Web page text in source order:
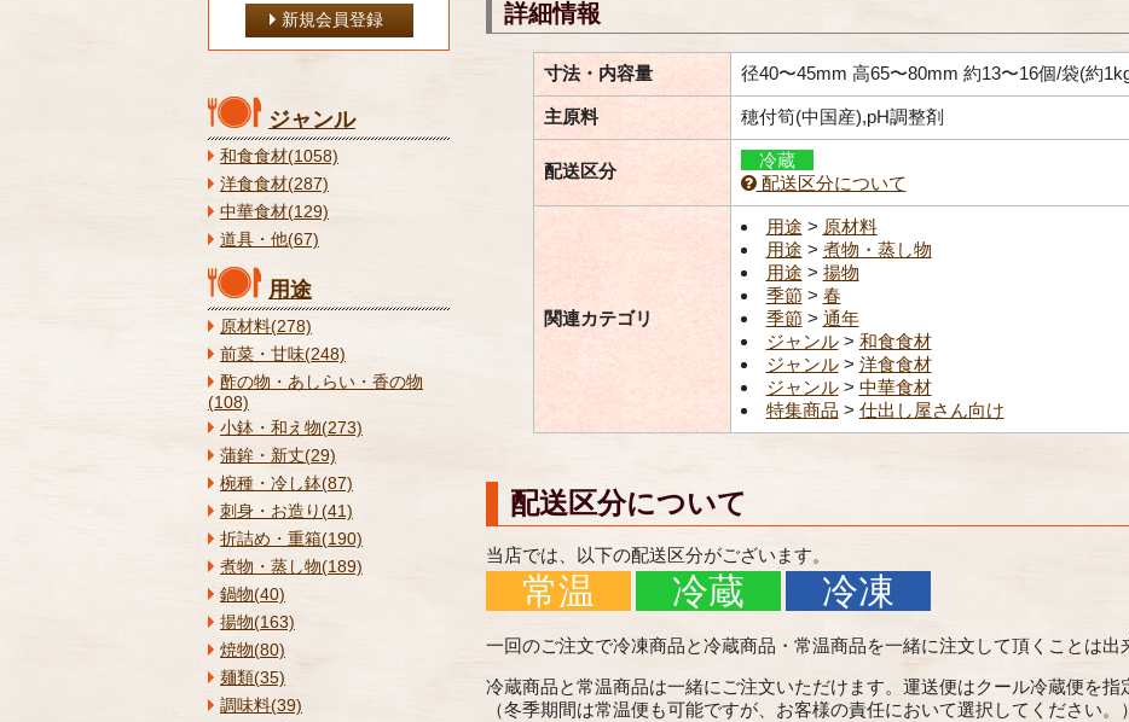
詳細情報
寸法・内容量 径40〜45mm 高65〜80mm 約13〜16個/袋(約
主原料 穂付筍(中国産),pH調整剤
配送区分
冷蔵
配送区分について
関連カテゴリ
用途 > 原材料
用途 > 煮物・蒸し物
用途 > 揚物
季節 > 春
季節 > 通年
ジャンル> 和食食材
ジャンル> 洋食食材
ジャンル> 中華食材
特集商品 > 仕出し屋さん向け
配送区分について
当店では、以下の配送区分がございます。
常温 冷蔵 冷凍
一回のご注文で冷凍商品と冷蔵商品・常温商品を一緒に注文して頂くことは出
冷蔵商品と常温商品は一緒にご注文いただけます。運送便はクール冷蔵便を指
（冬季期間は常温便も可能ですが、お客様の責任において選択してください。）
新規会員登録
ジャンル
和食食材(1058)
洋食食材(287)
中華食材(129)
道具・他(67)
用途
原材料(278)
前菜・甘味(248)
酢の物・あしらい・香の物
(108)
小鉢・和え物(273)
蒲鉾・新丈(29)
椀種・冷し鉢(87)
刺身・お造り(41)
折詰め・重箱(190)
煮物・蒸し物(189)
鍋物(40)
揚物(163)
焼物(80)
麺類(35)
調味料(39)